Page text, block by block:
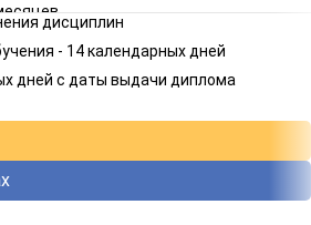
582 руб.
дисциплин
- 14 календарных дней
дней с даты выдачи диплома